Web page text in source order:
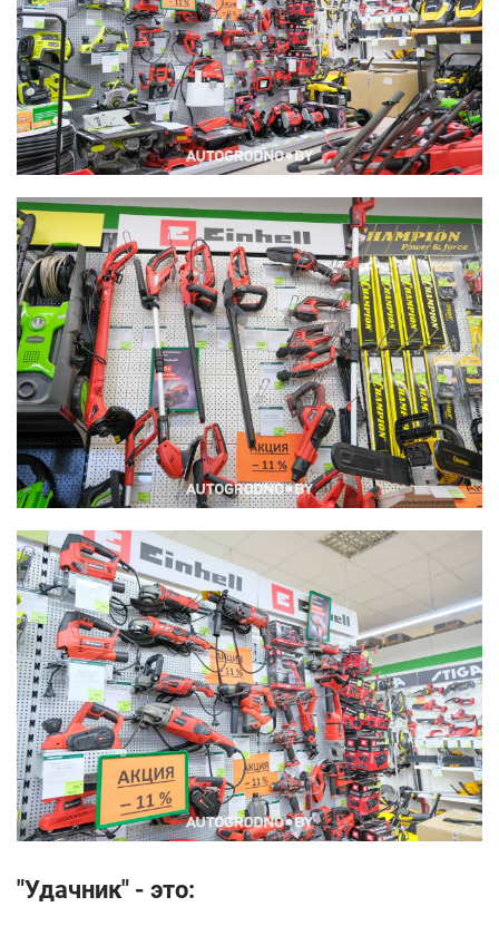
"Удачник" - это: